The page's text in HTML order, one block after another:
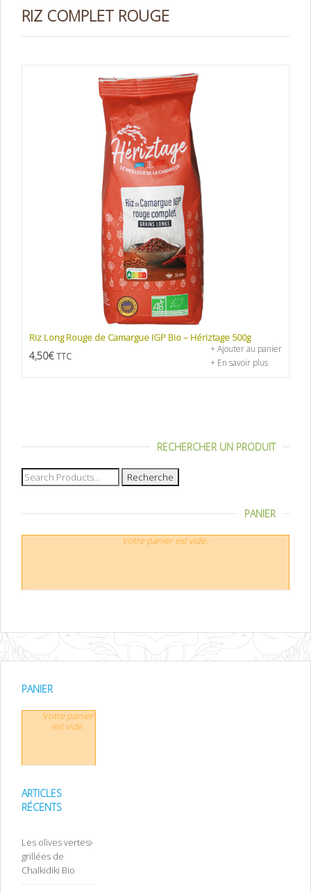
RIZ COMPLET ROUGE
Riz Long Rouge de Camargue IGP Bio – Hériztage 500g
4,50€ TTC
+ Ajouter au panier
+ En savoir plus
RECHERCHER UN PRODUIT
Recherche
pour :
PANIER
Votre panier est vide.
PANIER
Votre panier
est vide.
ARTICLES
RÉCENTS
Les olives vertes
grillées de
Chalkidiki Bio